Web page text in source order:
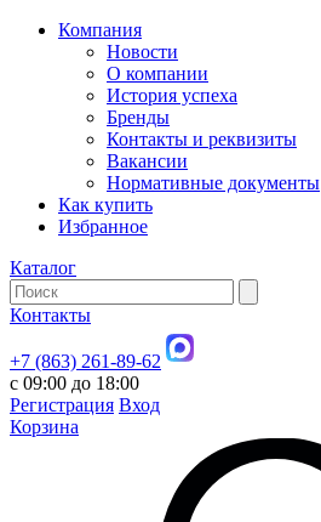
Компания
Новости
О компании
История успеха
Бренды
Контакты и реквизиты
Вакансии
Нормативные документы
Как купить
Избранное
Каталог
Контакты
+7 (863) 261-89-62
с 09:00 до 18:00
Регистрация Вход
Корзина